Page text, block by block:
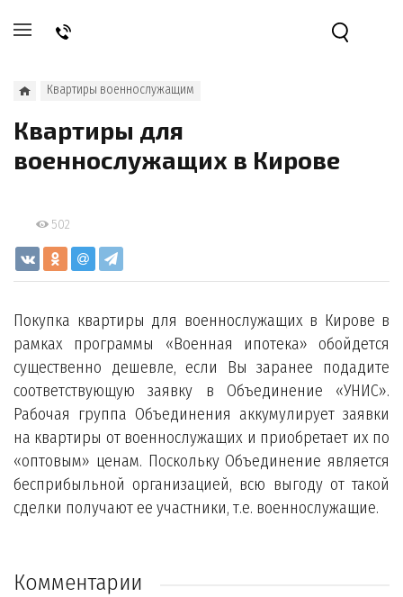
Квартиры военнослужащим
Квартиры для
военнослужащих в Кирове
502
Покупка квартиры для военнослужащих в Кирове в
рамках программы «Военная ипотека» обойдется
существенно дешевле, если Вы заранее подадите
соответствующую заявку в Объединение «УНИС».
Рабочая группа Объединения аккумулирует заявки
на квартиры от военнослужащих и приобретает их по
«оптовым» ценам. Поскольку Объединение является
бесприбыльной организацией, всю выгоду от такой
сделки получают ее участники, т.е. военнослужащие.
Комментарии